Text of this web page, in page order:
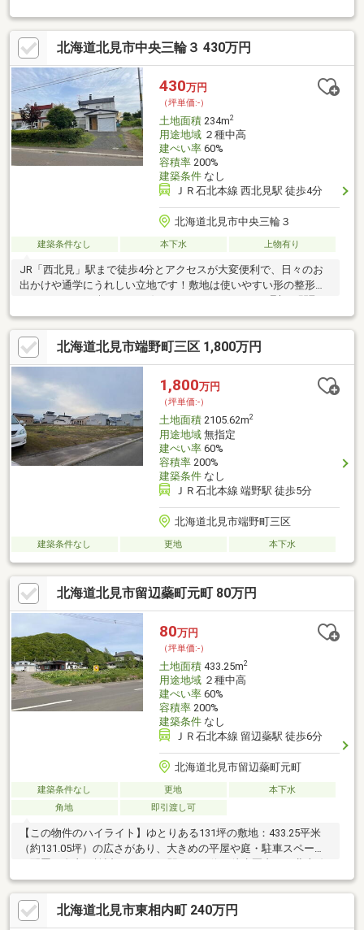
北海道北見市中央三輪３ 430万円
430万円
（坪単価:-）
土地面積234m2
用途地域２種中高
建ぺい率60%
容積率200%
建築条件なし
ＪＲ石北本線 西北見駅 徒歩4分
北海道北見市中央三輪３
建築条件なし 本下水 上物有り
JR「西北見」駅まで徒歩4分とアクセスが大変便利で、日々のお
出かけや通学にうれしい立地です！敷地は使いやすい形の整形地
をご検討いただけます。近くには公園などの緑もあり、おちつい
た生活環境が魅力的です。初めての土地選びで不安な方も、建築
プランや周辺環境について親身にサポートいたしますので、どう
ぞ気軽にお問い合わせください。
北海道北見市端野町三区 1,800万円
1,800万円
（坪単価:-）
土地面積2105.62m2
用途地域無指定
建ぺい率60%
容積率200%
建築条件なし
ＪＲ石北本線 端野駅 徒歩5分
北海道北見市端野町三区
建築条件なし 更地 本下水
北海道北見市留辺蘂町元町 80万円
80万円
（坪単価:-）
土地面積433.25m2
用途地域２種中高
建ぺい率60%
容積率200%
建築条件なし
ＪＲ石北本線 留辺蘂駅 徒歩6分
北海道北見市留辺蘂町元町
建築条件なし 更地
本下水
角地
即引渡し可
【この物件のハイライト】ゆとりある131坪の敷地：433.25平米
（約131.05坪）の広さがあり、大きめの平屋や庭・駐車スペース
「留辺蘂」駅まで徒歩約6分 、バス停「元町」まで徒歩約3分と毎
日の移動に便利な立地です。利便性の高い2方道路の角地：南西側
約10.5m・北西側約6.0mの公道に面しており、陽当たりが良く車
の出し入れもスムーズに行えます。平坦で扱いやすい現況更地：
北海道北見市東相内町 240万円